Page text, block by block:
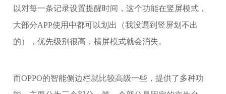
以对每一条记录设置提醒时间，这个功能在竖屏模式，
大部分APP使用中都可以划出（我没遇到竖屏划不出
的），优先级别很高，横屏模式就会消失。
而OPPO的智能侧边栏就比较高级一些，提供了多种功